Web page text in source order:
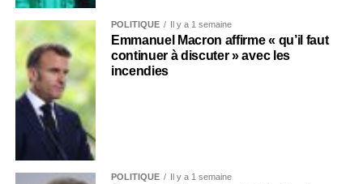
POLITIQUE Il y a 1 semaine
Emmanuel Macron affirme « qu’il faut
continuer à discuter » avec les
incendies
POLITIQUE Il y a 1 semaine